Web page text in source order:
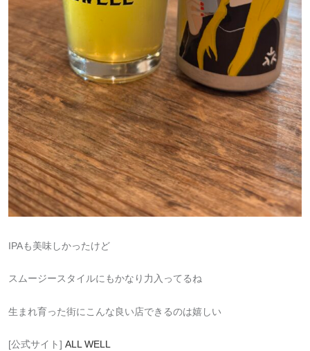
IPAも美味しかったけど
スムージースタイルにもかなり力入ってるね
生まれ育った街にこんな良い店できるのは嬉しい
[公式サイト] ALL WELL